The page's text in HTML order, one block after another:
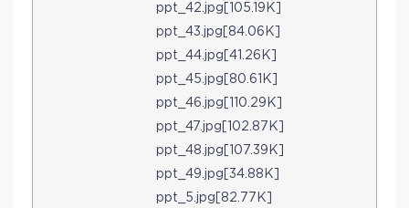
ppt_42.jpg[105.19K]
ppt_43.jpg[84.06K]
ppt_44.jpg[41.26K]
ppt_45.jpg[80.61K]
ppt_46.jpg[110.29K]
ppt_47.jpg[102.87K]
ppt_48.jpg[107.39K]
ppt_49.jpg[34.88K]
ppt_5.jpg[82.77K]